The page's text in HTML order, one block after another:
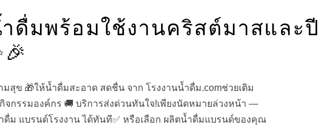
ำดื่มพร้อมใช้งานคริสต์มาสและปี
มสุข 🎁ให้น้ำดื่มสะอาด สดชื่น จาก โรงงานน้ำดื่ม.comช่วยเติม
จกรรมองค์กร 🚚 บริการส่งด่วนทันใจ!เพียงนัดหมายล่วงหน้า —
ดื่ม แบรนด์โรงงาน ได้ทันที✅ หรือเลือก ผลิตน้ำดื่มแบรนด์ของคุณ